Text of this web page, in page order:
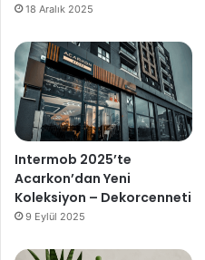
18 Aralık 2025
Intermob 2025’te
Acarkon’dan Yeni
Koleksiyon – Dekorcenneti
9 Eylül 2025